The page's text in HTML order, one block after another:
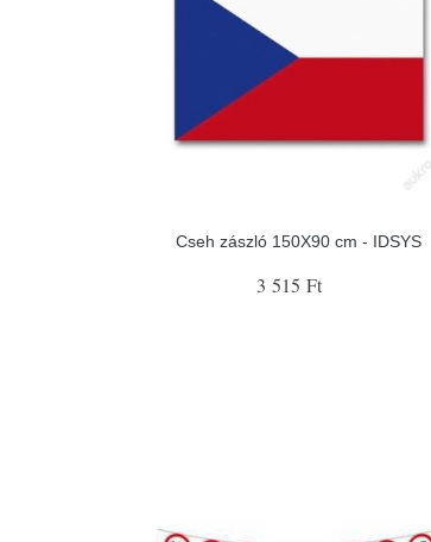
Cseh zászló 150X90 cm - IDSYS
3 515 Ft